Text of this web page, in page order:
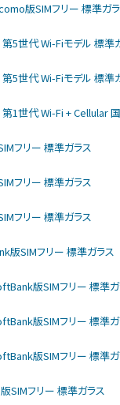
版SIMフリー 標準ガ
5世代 Wi-Fiモデル 標準
5世代 Wi-Fiモデル 標準
1世代 Wi-Fi + Cellular
フリー 標準ガラス
フリー 標準ガラス
フリー 標準ガラス
版SIMフリー 標準ガラス
版SIMフリー 標準ガ
版SIMフリー 標準ガ
版SIMフリー 標準ガ
SIMフリー 標準ガラス